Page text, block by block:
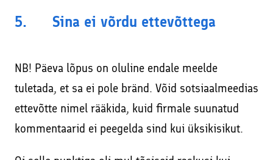
5. Sina ei võrdu ettevõttega
NB! Päeva lõpus on oluline endale meelde
tuletada, et sa ei pole bränd. Võid sotsiaalmeedias
ettevõtte nimel rääkida, kuid firmale suunatud
kommentaarid ei peegelda sind kui üksikisikut.